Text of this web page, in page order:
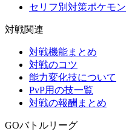
セリフ別対策ポケモン
対戦関連
対戦機能まとめ
対戦のコツ
能力変化技について
PvP用の技一覧
対戦の報酬まとめ
GOバトルリーグ